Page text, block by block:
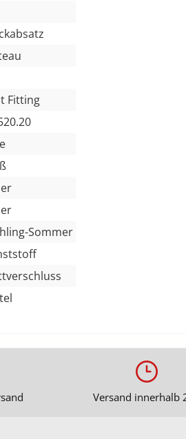
Fitting
Sommer
Versand innerhalb